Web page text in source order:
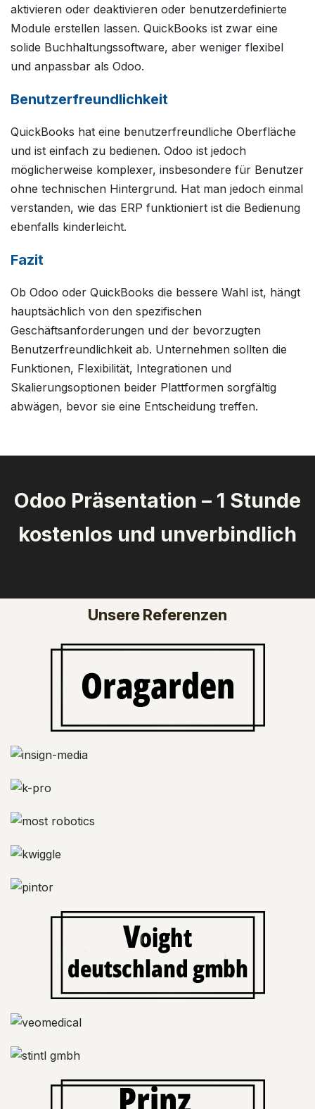
aktivieren oder deaktivieren oder benutzerdefinierte
Module erstellen lassen. QuickBooks ist zwar eine
solide Buchhaltungssoftware, aber weniger flexibel
und anpassbar als Odoo.
Benutzerfreundlichkeit
QuickBooks hat eine benutzerfreundliche Oberfläche
und ist einfach zu bedienen. Odoo ist jedoch
möglicherweise komplexer, insbesondere für Benutzer
ohne technischen Hintergrund. Hat man jedoch einmal
verstanden, wie das ERP funktioniert ist die Bedienung
ebenfalls kinderleicht.
Fazit
Ob Odoo oder QuickBooks die bessere Wahl ist, hängt
hauptsächlich von den spezifischen
Geschäftsanforderungen und der bevorzugten
Benutzerfreundlichkeit ab. Unternehmen sollten die
Funktionen, Flexibilität, Integrationen und
Skalierungsoptionen beider Plattformen sorgfältig
abwägen, bevor sie eine Entscheidung treffen.
Odoo Präsentation – 1 Stunde
kostenlos und unverbindlich
Unsere Referenzen